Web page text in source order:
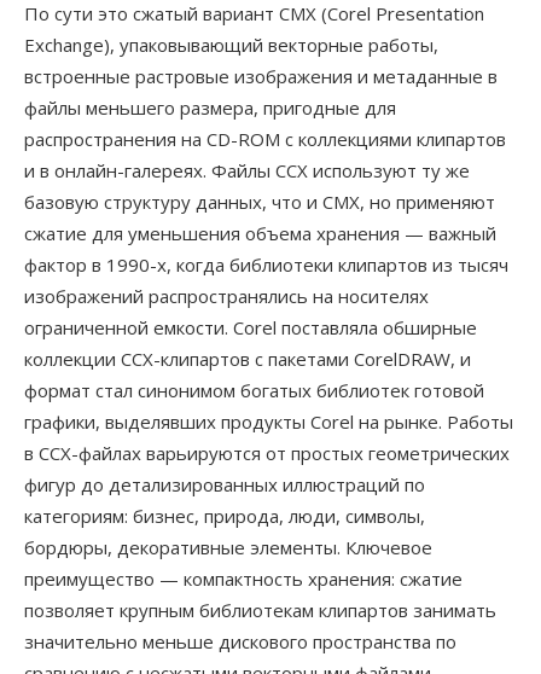
По сути это сжатый вариант CMX (Corel Presentation
Exchange), упаковывающий векторные работы,
встроенные растровые изображения и метаданные в
файлы меньшего размера, пригодные для
распространения на CD-ROM с коллекциями клипартов
и в онлайн-галереях. Файлы CCX используют ту же
базовую структуру данных, что и CMX, но применяют
сжатие для уменьшения объема хранения — важный
фактор в 1990-х, когда библиотеки клипартов из тысяч
изображений распространялись на носителях
ограниченной емкости. Corel поставляла обширные
коллекции CCX-клипартов с пакетами CorelDRAW, и
формат стал синонимом богатых библиотек готовой
графики, выделявших продукты Corel на рынке. Работы
в CCX-файлах варьируются от простых геометрических
фигур до детализированных иллюстраций по
категориям: бизнес, природа, люди, символы,
бордюры, декоративные элементы. Ключевое
преимущество — компактность хранения: сжатие
позволяет крупным библиотекам клипартов занимать
значительно меньше дискового пространства по